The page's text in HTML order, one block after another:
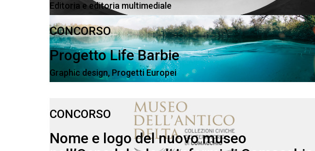
Editoria e editoria multimediale
CONCORSO
Progetto Life Barbie
Graphic design, Progetti Europei
CONCORSO
Nome e logo del nuovo museo